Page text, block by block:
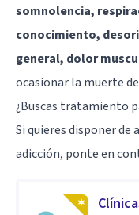
somnolencia,
conocimiento,
general, dolor
ocasionar la muerte
¿Buscas tratamiento
Si quieres disponer de
adicción, ponte en